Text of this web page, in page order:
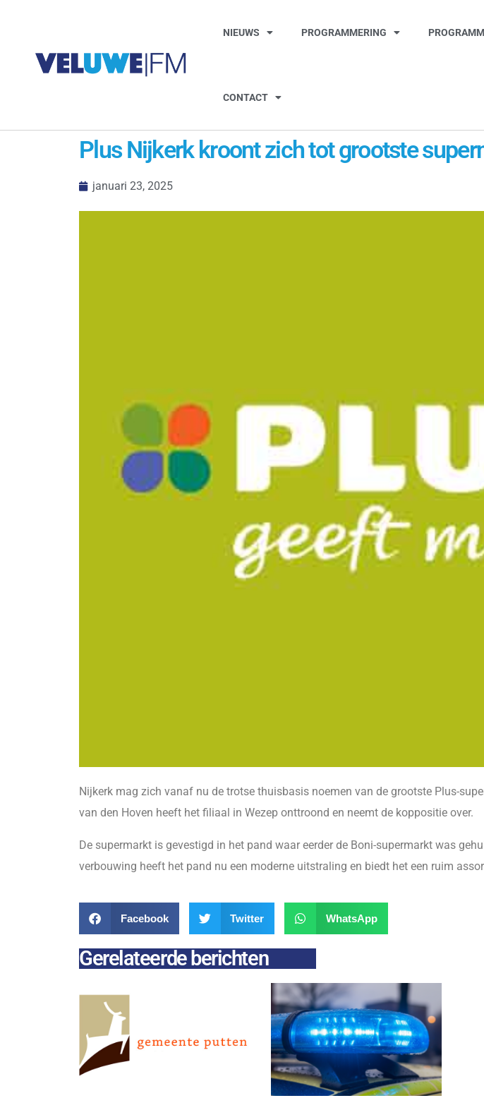
NIEUWS PROGRAMMERING
CONTACT
Plus Nijkerk kroont zich tot grootste
januari 23, 2025
Nijkerk mag zich vanaf nu de trotse thuisbasis noemen van de grootste Plus-
van den Hoven heeft het filiaal in Wezep onttroond en neemt de koppositie over.
De supermarkt is gevestigd in het pand waar eerder de Boni-supermarkt was
verbouwing heeft het pand nu een moderne uitstraling en biedt het een ruim
Facebook Twitter WhatsApp
Gerelateerde berichten